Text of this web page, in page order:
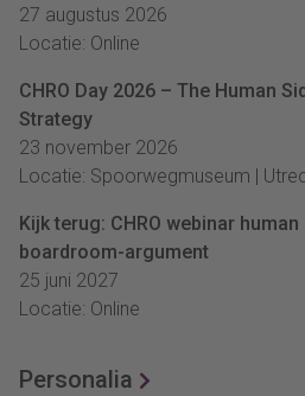
27 augustus 2026
Locatie: Online
CHRO Day 2026 – The Human
Strategy
23 november 2026
Locatie: Spoorwegmuseum |
Kijk terug: CHRO webinar
boardroom-argument
25 juni 2027
Locatie: Online
Personalia